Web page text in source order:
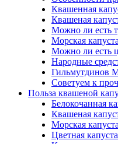
Квашенная
Квашеная
Можно ли есть
Морская
Можно ли есть
Народные
Гильмутдинов
Советуем к
Польза квашеной
Белокочанная
Квашеная
Морская капуста
Цветная